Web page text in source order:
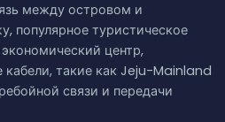
между островом и
популярное туристическое
центр,
кабели, такие как Jeju-Mainland
связи и передачи